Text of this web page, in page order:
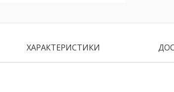
ХАРАКТЕРИСТИКИ